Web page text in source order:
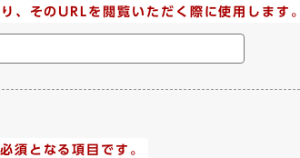
、そのURLを閲覧いただく際に使用します。
須となる項目です。